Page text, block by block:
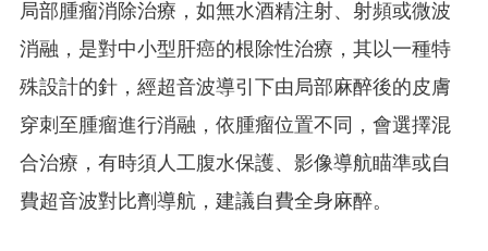
局部腫瘤消除治療，如無水酒精注射、射頻或微波
消融，是對中小型肝癌的根除性治療，其以一種特
殊設計的針，經超音波導引下由局部麻醉後的皮膚
穿刺至腫瘤進行消融，依腫瘤位置不同，會選擇混
合治療，有時須人工腹水保護、影像導航瞄準或自
費超音波對比劑導航，建議自費全身麻醉。